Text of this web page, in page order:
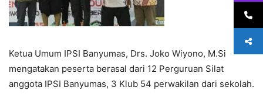
Ketua Umum IPSI Banyumas, Drs. Joko Wiyono, M.Si
mengatakan peserta berasal dari 12 Perguruan Silat
anggota IPSI Banyumas, 3 Klub 54 perwakilan dari sekolah.